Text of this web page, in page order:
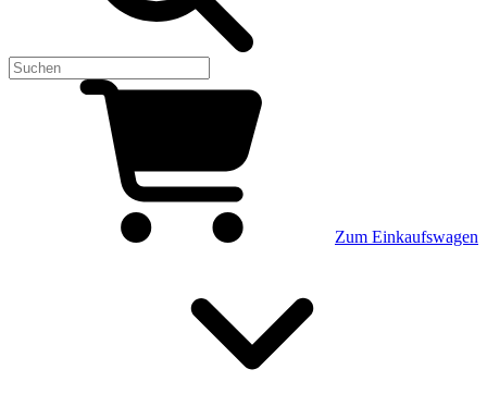
Zum Einkaufswagen